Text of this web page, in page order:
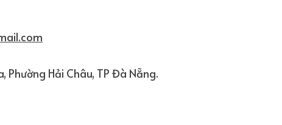
Phường Hải Châu, TP Đà Nẵng.